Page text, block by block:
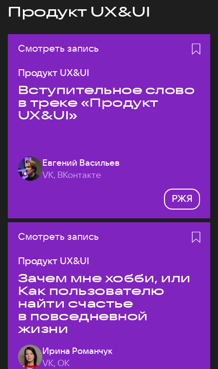
Продукт UX&UI
Смотреть запись
Продукт UX&UI
Вступительное слово
в треке «Продукт
UX&UI»
Евгений Васильев
VK, ВКонтакте
РЖЯ
Смотреть запись
Продукт UX&UI
Зачем мне хобби, или
Как пользователю
найти счастье
в повседневной
жизни
Ирина Романчук
VK, ОК